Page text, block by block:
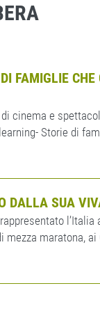
FAMIGLIE
cinema e
Storie di
DALLA SUA
l’Italia
mezza maratona,